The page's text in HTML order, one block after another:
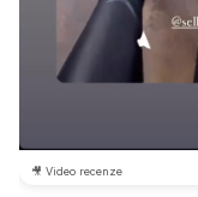
🎥 Video recenze